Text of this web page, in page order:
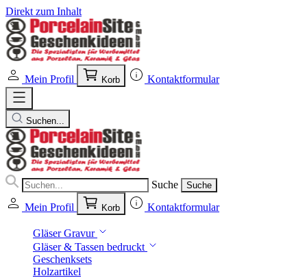
Direkt zum Inhalt
Mein Profil Korb Kontaktformular
Suchen...
Suche Suche
Mein Profil Korb Kontaktformular
Gläser Gravur
Gläser & Tassen bedruckt
Geschenksets
Holzartikel